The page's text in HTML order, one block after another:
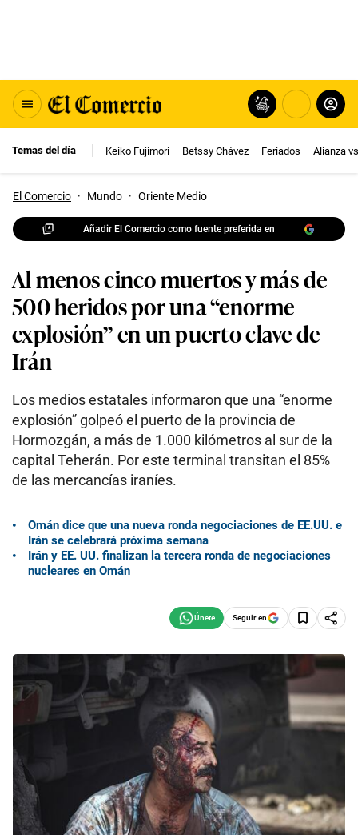
Temas del día Keiko Fujimori Betssy Chávez Feriados Alianza
El Comercio · Mundo · Oriente Medio
Añadir El Comercio como fuente preferida en
Al menos cinco muertos y más de
500 heridos por una “enorme
explosión” en un puerto clave de
Irán
Los medios estatales informaron que una “enorme
explosión” golpeó el puerto de la provincia de
Hormozgán, a más de 1.000 kilómetros al sur de la
capital Teherán. Por este terminal transitan el 85%
de las mercancías iraníes.
Omán dice que una nueva ronda negociaciones de EE.UU. e
Irán se celebrará próxima semana
Irán y EE. UU. finalizan la tercera ronda de negociaciones
nucleares en Omán
Seguir en